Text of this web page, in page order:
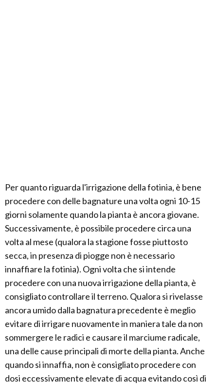
Per quanto riguarda l'irrigazione della fotinia, è bene
procedere con delle bagnature una volta ogni 10-15
giorni solamente quando la pianta è ancora giovane.
Successivamente, è possibile procedere circa una
volta al mese (qualora la stagione fosse piuttosto
secca, in presenza di piogge non è necessario
innaffiare la fotinia). Ogni volta che si intende
procedere con una nuova irrigazione della pianta, è
consigliato controllare il terreno. Qualora si rivelasse
ancora umido dalla bagnatura precedente è meglio
evitare di irrigare nuovamente in maniera tale da non
sommergere le radici e causare il marciume radicale,
una delle cause principali di morte della pianta. Anche
quando si innaffia, non è consigliato procedere con
dosi eccessivamente elevate di acqua evitando così di